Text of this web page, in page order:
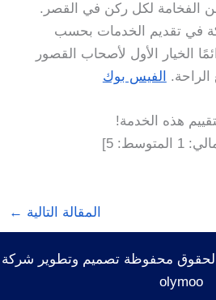
الفخامة لكل ركن في القصر.
في تقديم الخدمات بحسب
الخيار الأول لأصحاب القصور
الراحة.
الفيس بوك
هذه الخدمة!
1 المتوسط:5
]
المقالة التالية ←
olymoo